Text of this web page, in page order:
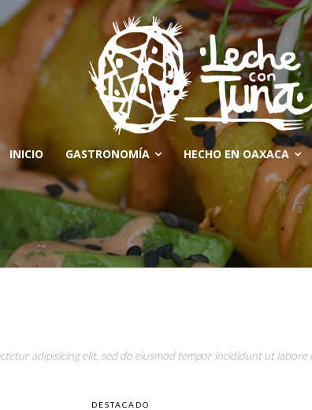
INICIO GASTRONOMÍA HECHO EN OAXACA
adipisicing elit, sed do eiusmod tempor incididunt ut labore
DESTACADO